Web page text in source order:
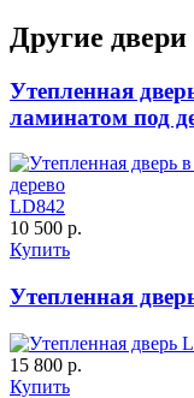
Д-37 Н
Другие двери
Утепленная
ламинатом под
LD842
10 500 р.
Купить
Утепленная
15 800 р.
Купить